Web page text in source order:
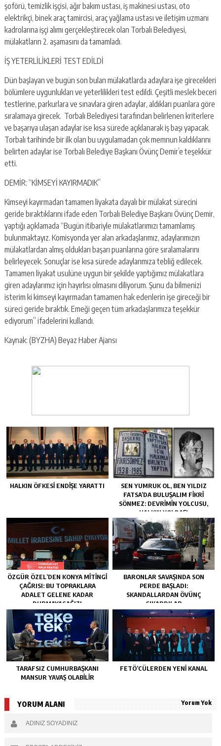
şoförü, temizlik işçisi, ağır bakım ustası, iş makinesi ustası, oto
elektrikçi, binek araç tamircisi, araç yağlama ustası ve iletişim uzmanı
kadrolarına işçi alımı gerçekleştirecek olan Torbalı Belediyesi,
mülakatların 2. aşamasını da tamamladı.
İŞ YETERLİLİKLERİ TEST EDİLDİ
Dün başlayan ve bugün son bulan mülakatlarda adaylara işe girecekleri
bölümlere uygunlukları ve yeterlilikleri test edildi. Çeşitli meslek beceri
testlerine, parkurlara ve sınavlara giren adaylar, aldıkları puanlara göre
sıralamaya girecek. Torbalı Belediyesi tarafından belirlenen kriterlere
ve başarıya ulaşan adaylar ise kısa sürede açıklanarak iş başı yapacak.
Torbalı tarihinde bir ilk olan bu uygulamadan çok memnun kaldıklarını
belirten adaylar ise Torbalı Belediye Başkanı Övünç Demir’e teşekkür
etti.
DEMİR: “KİMSEYİ KAYIRMADIK”
Kimseyi kayırmadan tamamen liyakata dayalı bir mülakat sürecini
geride bıraktıklarını ifade eden Torbalı Belediye Başkanı Övünç Demir,
yaptığı açıklamada “Bugün itibariyle mülakatlarımızı tamamlamış
bulunmaktayız. Komisyonda yer alan arkadaşlarımız, adaylarımızın
mülakatlardan almış oldukları başarı puanlarına göre sıralamalarını
belirleyecek. Sonuçlar ise kısa sürede adaylarımıza tebliğ edilecek.
Tamamen liyakat usulüne uygun bir şekilde yaptığımız mülakatlara
giren adaylarımız için hayırlısı olmasını diliyorum. Şunu da bilmenizi
isterim ki kimseyi kayırmadan tamamen hak edenlerin işe gireceği bir
süreci geride bıraktık. Emeği geçen tüm arkadaşlarımıza teşekkür
ediyorum” ifadelerini kullandı.
Kaynak: (BYZHA) Beyaz Haber Ajansı
HALKIN ÖFKESI ENDIŞE YARATTI
SEN YUMRUK OL, BEN YILDIZ
FATSA’DA BULUŞALIM FIKRI
SÖNMEZ: DEVRIMIN YOLCUSU,
HALKIN YOLDAŞI
ÖZGÜR ÖZEL’DEN KONYA MITINGI
ÇAĞRISI: BU TOPRAKLARA
ADALET GELENE KADAR
DURMAYACAĞIZ!
BARONLAR SAVAŞINDA SON
PERDE BAŞLADI:
SKANDALLARDAN ÖVÜNÇ
ÇIKARDILAR
TARAFSIZ CUMHURBAŞKANI
MANSUR YAVAŞ OLABİLİR
FETÖ’CÜLERDEN YENI KANAL
YORUM ALANI Yorum Yok